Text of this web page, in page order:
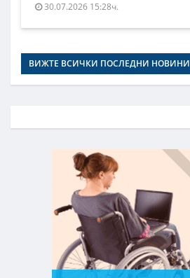
30.07.2026 15:28ч.
ВИЖТЕ ВСИЧКИ ПОСЛЕДНИ НОВИНИ